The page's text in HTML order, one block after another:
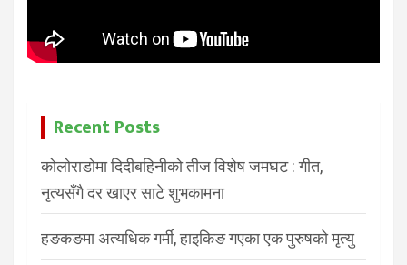
Recent Posts
कोलोराडोमा दिदीबहिनीको तीज विशेष जमघट : गीत,
नृत्यसँगै दर खाएर साटे शुभकामना
हङकङमा अत्यधिक गर्मी, हाइकिङ गएका एक पुरुषको मृत्यु